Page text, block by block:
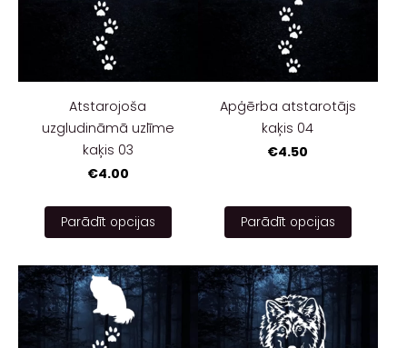
Atstarojoša
uzgludināmā uzlīme
kaķis 03
€4.00
Parādīt opcijas
Apģērba atstarotājs
kaķis 04
€4.50
Parādīt opcijas